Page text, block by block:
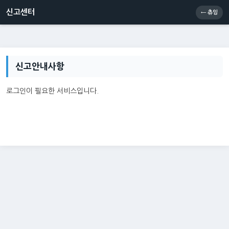
신고센터 메인
신고센터 ← 츄잉
신고안내사항
로그인이 필요한 서비스입니다.